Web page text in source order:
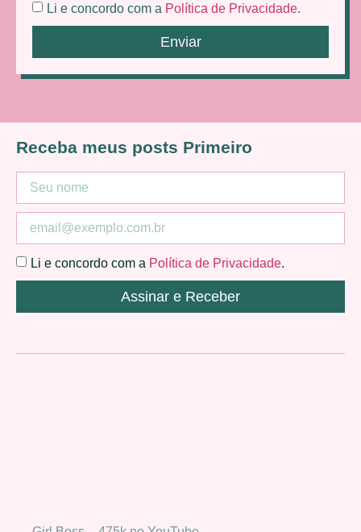
Li e concordo com a Política de Privacidade.
Enviar
Receba meus posts Primeiro
Li e concordo com a Política de Privacidade.
Assinar e Receber